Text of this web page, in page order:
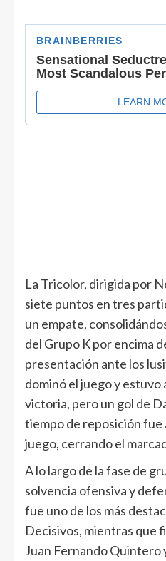
La Tricolor, dirigida por
siete puntos en tres
un empate,
del Grupo K por encima
presentación ante los
dominó el juego y estuvo
victoria, pero un gol de
tiempo de reposición fue
juego, cerrando el
A lo largo de la fase de
solvencia ofensiva y
fue uno de los más
Decisivos, mientras que
Juan Fernando Quintero